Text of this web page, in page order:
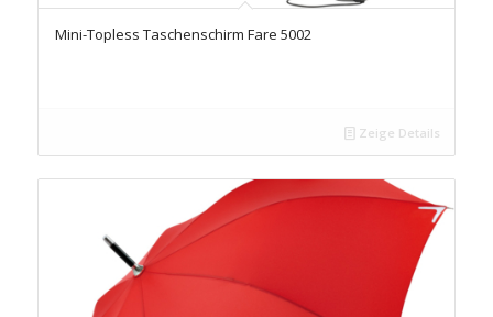
Mini-Topless Taschenschirm Fare 5002
Zeige Details